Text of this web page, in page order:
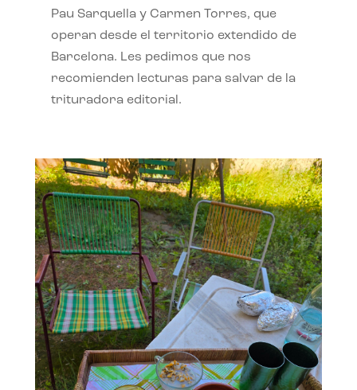
Pau Sarquella y Carmen Torres, que
operan desde el territorio extendido de
Barcelona. Les pedimos que nos
recomienden lecturas para salvar de la
trituradora editorial.